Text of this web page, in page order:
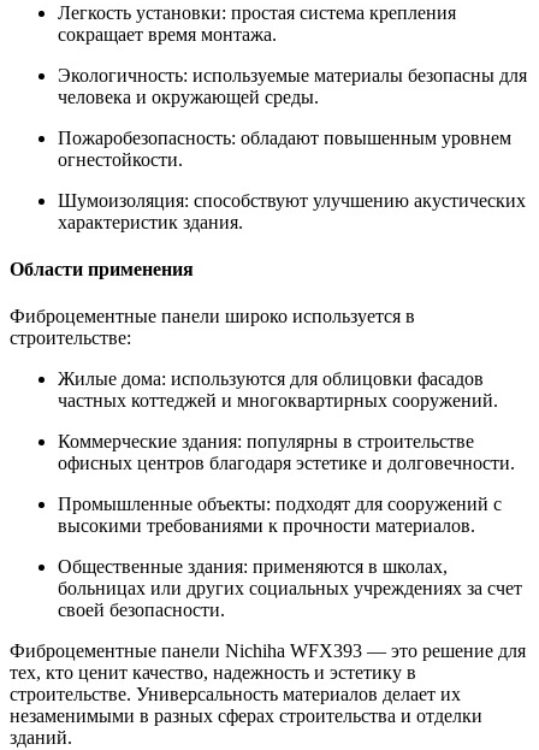
Легкость установки: простая система крепления
сокращает время монтажа.
Экологичность: используемые материалы безопасны для
человека и окружающей среды.
Пожаробезопасность: обладают повышенным уровнем
огнестойкости.
Шумоизоляция: способствуют улучшению акустических
характеристик здания.
Области применения
Фиброцементные панели широко используется в
строительстве:
Жилые дома: используются для облицовки фасадов
частных коттеджей и многоквартирных сооружений.
Коммерческие здания: популярны в строительстве
офисных центров благодаря эстетике и долговечности.
Промышленные объекты: подходят для сооружений с
высокими требованиями к прочности материалов.
Общественные здания: применяются в школах,
больницах или других социальных учреждениях за счет
своей безопасности.
Фиброцементные панели Nichiha WFX393 — это решение для
тех, кто ценит качество, надежность и эстетику в
строительстве. Универсальность материалов делает их
незаменимыми в разных сферах строительства и отделки
зданий.